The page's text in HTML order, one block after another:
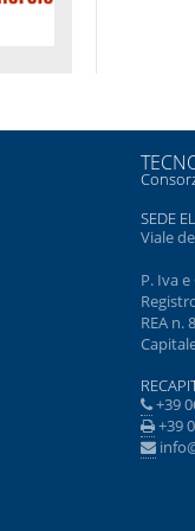
SEDE
Viale
P. Iva
REA n.
+39
+39